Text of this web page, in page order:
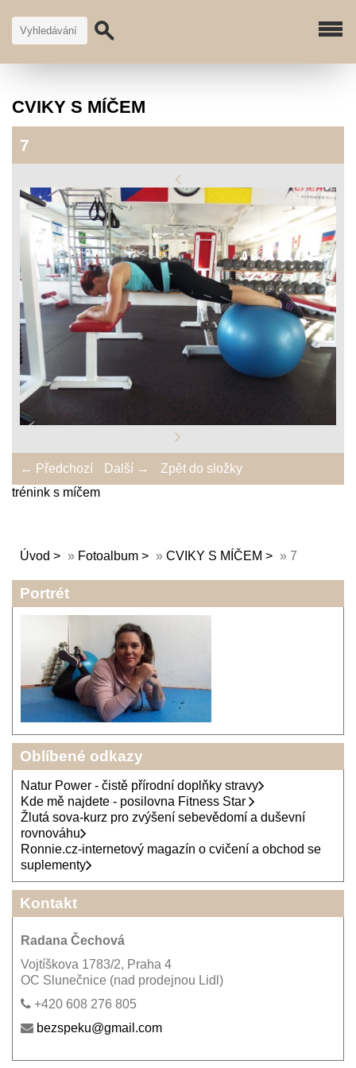
CVIKY S MÍČEM
7
← Předchozí Další →
Zpět do složky
trénink s míčem
Úvod » Fotoalbum » CVIKY S MÍČEM » 7
Portrét
Oblíbené odkazy
Natur Power - čistě přírodní doplňky stravy
Kde mě najdete - posilovna Fitness Star
Žlutá sova-kurz pro zvýšení sebevědomí a duševní
rovnováhu
Ronnie.cz-internetový magazín o cvičení a obchod se
suplementy
Kontakt
Radana Čechová
Vojtíškova 1783/2, Praha 4
OC Slunečnice (nad prodejnou Lidl)
+420 608 276 805
bezspeku@gmail.com